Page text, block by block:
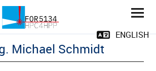
ENGLISH
beim
Michael Schmidt